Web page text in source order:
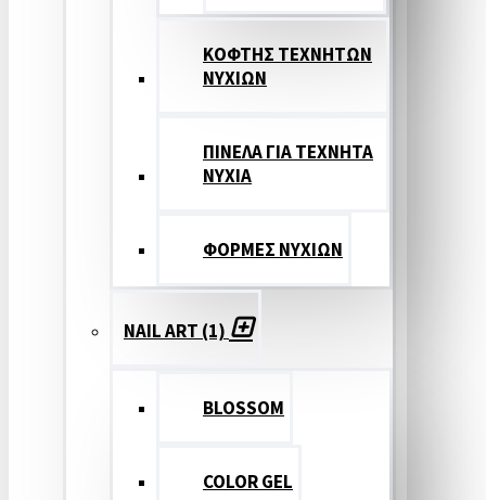
ΚΟΦΤΗΣ ΤΕΧΝΗΤΩΝ
ΝΥΧΙΩΝ
ΠΙΝΕΛΑ ΓΙΑ ΤΕΧΝΗΤΑ
ΝΥΧΙΑ
ΦΟΡΜΕΣ ΝΥΧΙΩΝ
NAIL ART (1)
BLOSSOM
COLOR GEL